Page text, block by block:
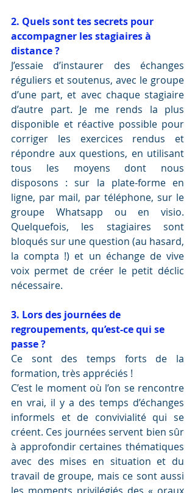
2. Quels sont tes secrets pour
accompagner les stagiaires à
distance ?
J’essaie d’instaurer des échanges
réguliers et soutenus, avec le groupe
d’une part, et avec chaque stagiaire
d’autre part. Je me rends la plus
disponible et réactive possible pour
corriger les exercices rendus et
répondre aux questions, en utilisant
tous les moyens dont nous
disposons : sur la plate-forme en
ligne, par mail, par téléphone, sur le
groupe Whatsapp ou en visio.
Quelquefois, les stagiaires sont
bloqués sur une question (au hasard,
la compta !) et un échange de vive
voix permet de créer le petit déclic
nécessaire.
3. Lors des journées de
regroupements, qu’est-ce qui se
passe ?
Ce sont des temps forts de la
formation, très appréciés !
C’est le moment où l’on se rencontre
en vrai, il y a des temps d’échanges
informels et de convivialité qui se
créent. Ces journées servent bien sûr
à approfondir certaines thématiques
avec des mises en situation et du
travail de groupe, mais ce sont aussi